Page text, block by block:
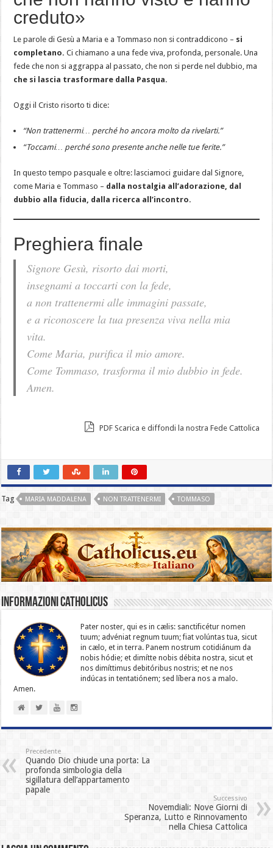
creduto»
Le parole di Gesù a Maria e a Tommaso non si contraddicono – si
completano. Ci chiamano a una fede viva, profonda, personale. Una
fede che non si aggrappa al passato, che non si perde nel dubbio, ma
che si lascia trasformare dalla Pasqua.
Oggi il Cristo risorto ti dice:
“Non trattenermi… perché ho ancora molto da rivelarti.”
“Toccami… perché sono presente anche nelle tue ferite.”
In questo tempo pasquale e oltre: lasciamoci guidare dal Signore,
come Maria e Tommaso – dalla nostalgia all’adorazione, dal
dubbio alla fiducia, dalla ricerca all’incontro.
Preghiera finale
Signore Gesù, risorto dai morti,
insegnami a toccarti con la fede,
a non trattenermi alle immagini passate,
e a riconoscere la tua presenza viva nella mia
vita.
Come Maria, purifica il mio amore.
Come Tommaso, trasforma il mio dubbio in fede.
Amen.
PDF Scarica e diffondi la nostra Fede Cattolica
Tag MARIA MADDALENA NON TRATTENERMI TOMMASO
Informazioni catholicus
Pater noster, qui es in cælis: sanc­ti­ficétur nomen
tuum; advéniat regnum tuum; fiat volúntas tua, sicut
in cælo, et in terra. Panem nostrum cotidiánum da
nobis hódie; et dimítte nobis débita nostra, sicut et
nos dimíttimus debitóribus nostris; et ne nos
indúcas in ten­ta­tiónem; sed líbera nos a malo.
Amen.
Precedente
Quando Dio chiude una porta: La
profonda simbologia della
sigillatura dell’appartamento
papale
Successivo
Novemdiali: Nove Giorni di
Speranza, Lutto e Rinnovamento
nella Chiesa Cattolica